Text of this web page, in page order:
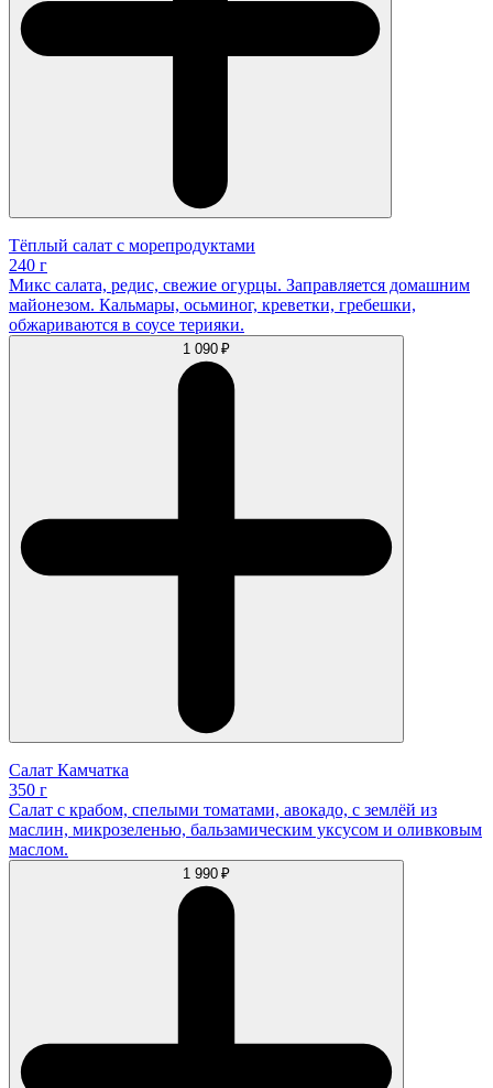
Тёплый салат с морепродуктами
240 г
Микс салата, редис, свежие огурцы. Заправляется домашним
майонезом. Кальмары, осьминог, креветки, гребешки,
обжариваются в соусе терияки.
1 090 ₽
Салат Камчатка
350 г
Салат с крабом, спелыми томатами, авокадо, с землёй из
маслин, микрозеленью, бальзамическим уксусом и оливковым
маслом.
1 990 ₽